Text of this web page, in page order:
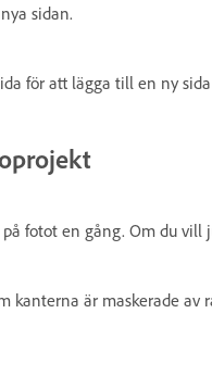
sidan.
för att lägga till en ny
fotot en gång. Om du vill
kanterna är maskerade av